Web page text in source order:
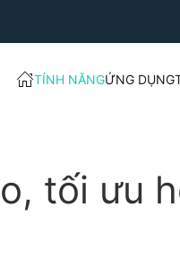
TÍNH NĂNGỨNG DỤNG
tối ưu